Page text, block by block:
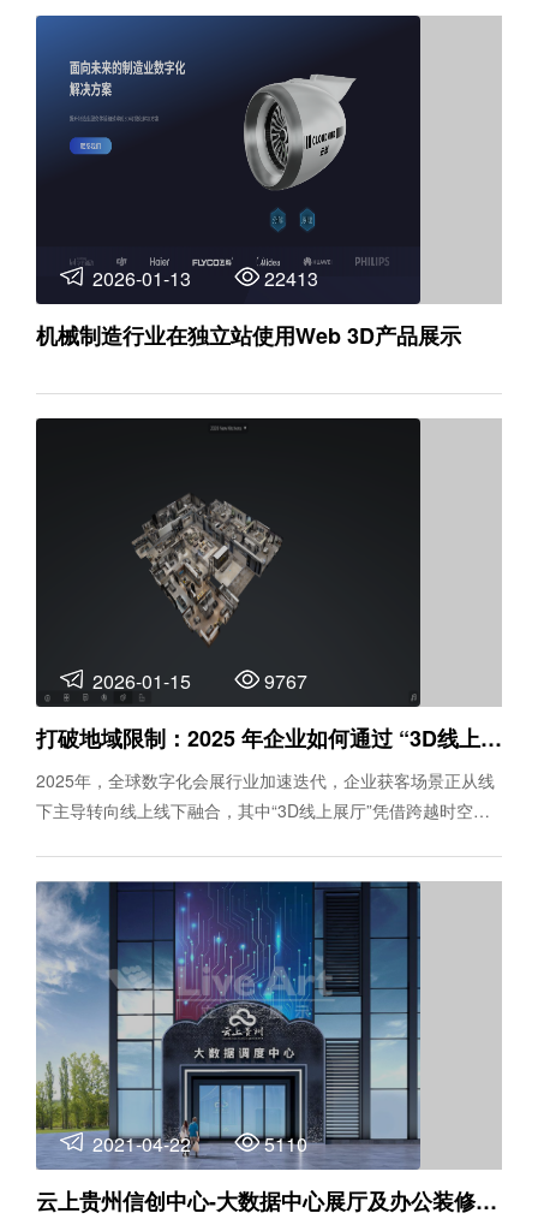
2026-01-13 22413
机械制造行业在独立站使用Web 3D产品展示
2026-01-15 9767
打破地域限制：2025 年企业如何通过 “3D线上展厅” 实现全球获客？
2025年，全球数字化会展行业加速迭代，企业获客场景正从线
下主导转向线上线下融合，其中“3D线上展厅”凭借跨越时空、
建立信任、高效了解产能实力，传统线下看厂、参展模式已难
以满足需求，而“3D线上展厅”作为一站式线上展览解决方案，
既能实现无边界展示，又能通过实景复刻、沉浸式体验构建信
任壁垒，为全球获客提供全新路径。 本文将从核心价值、落地
优势、实战案例三方面，拆解“3D线上展厅”的获客逻辑，助力
企业解锁
2021-04-22 5110
云上贵州信创中心-大数据中心展厅及办公装修设计